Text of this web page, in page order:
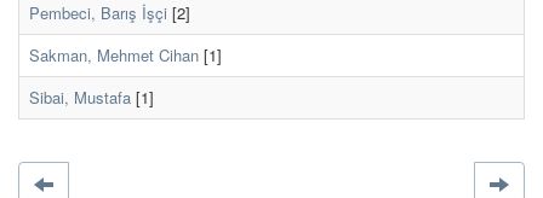
Pembeci, Barış İşçi [2]
Sakman, Mehmet Cihan [1]
Sibai, Mustafa [1]